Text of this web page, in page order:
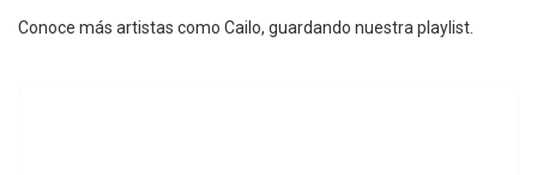
Conoce más artistas como Cailo, guardando nuestra playlist.